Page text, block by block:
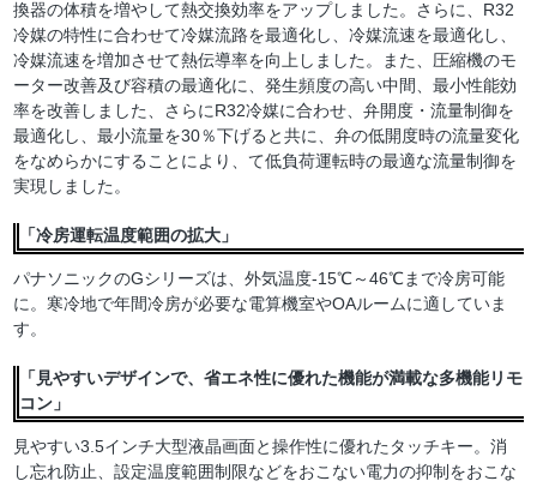
換器の体積を増やして熱交換効率をアップしました。さらに、R32
冷媒の特性に合わせて冷媒流路を最適化し、冷媒流速を最適化し、
冷媒流速を増加させて熱伝導率を向上しました。また、圧縮機のモ
ーター改善及び容積の最適化に、発生頻度の高い中間、最小性能効
率を改善しました、さらにR32冷媒に合わせ、弁開度・流量制御を
最適化し、最小流量を30％下げると共に、弁の低開度時の流量変化
をなめらかにすることにより、て低負荷運転時の最適な流量制御を
実現しました。
「冷房運転温度範囲の拡大」
パナソニックのGシリーズは、外気温度-15℃～46℃まで冷房可能
に。寒冷地で年間冷房が必要な電算機室やOAルームに適していま
す。
「見やすいデザインで、省エネ性に優れた機能が満載な多機能リモ
コン」
見やすい3.5インチ大型液晶画面と操作性に優れたタッチキー。消
し忘れ防止、設定温度範囲制限などをおこない電力の抑制をおこな